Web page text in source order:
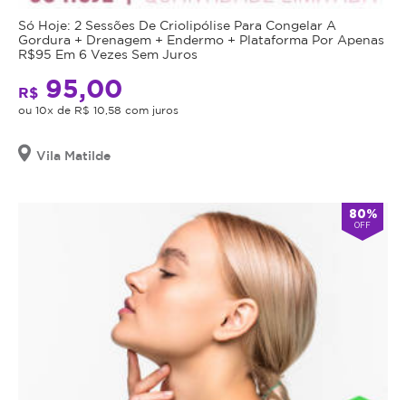
Só Hoje: 2 Sessões De Criolipólise Para Congelar A
Gordura + Drenagem + Endermo + Plataforma Por Apenas
R$95 Em 6 Vezes Sem Juros
R$ 95,00
ou 10x de R$ 10,58 com juros
Vila Matilde
80%
OFF